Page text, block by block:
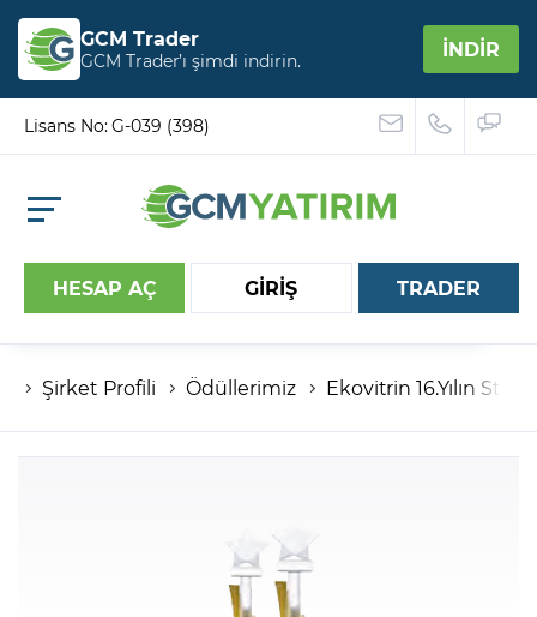
GCM Trader
GCM Trader’ı şimdi indirin. İNDİR
Lisans No: G-039 (398)
HESAP AÇ GİRİŞ
Hesap numaranız
Şifreniz
TRADER
Şirket Profili Ödüllerimiz Ekovitrin 16.Yılın